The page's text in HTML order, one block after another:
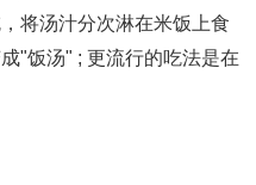
将汤汁分次淋在米饭上食
"饭汤" ; 更流行的吃法是在